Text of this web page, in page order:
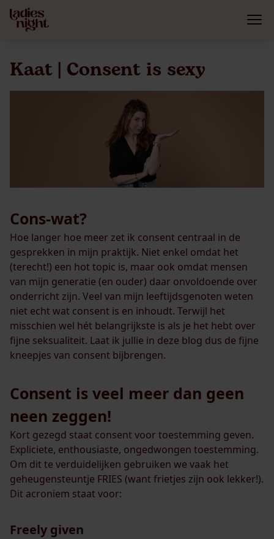
Kaat | Consent is sexy
Cons-wat?
Hoe langer hoe meer zet ik consent centraal in de
gesprekken in mijn praktijk. Niet enkel omdat het
(terecht!) een hot topic is, maar ook omdat mensen
van mijn generatie (en ouder) daar onvoldoende over
onderricht zijn. Veel van mijn leeftijdsgenoten weten
niet echt wat consent is en inhoudt. Terwijl het
misschien wel hét belangrijkste is als je het hebt over
fijne seksualiteit. Laat ik jullie in deze blog dus de fijne
kneepjes van consent bijbrengen.
Consent is veel meer dan geen
neen zeggen!
Kort gezegd staat consent voor toestemming geven.
Expliciete, enthousiaste, ongedwongen toestemming.
Om dit te verduidelijken gebruiken we vaak het
geheugensteuntje FRIES (want frietjes zijn ook lekker!).
Dit acroniem staat voor:
Freely given